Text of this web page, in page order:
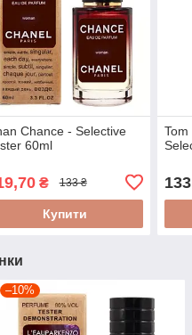
Chance - Selective
60ml
₴ 133 ₴
Купити
133
–10%